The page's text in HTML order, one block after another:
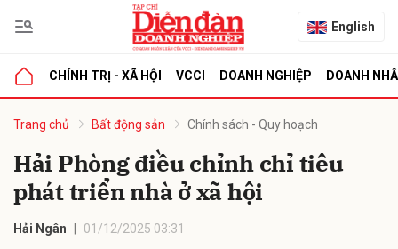
English
CHÍNH TRỊ - XÃ HỘI VCCI DOANH NGHIỆP DOANH
Trang chủ Bất động sản Chính sách - Quy hoạch
Hải Phòng điều chỉnh chỉ tiêu
phát triển nhà ở xã hội
Hải Ngân 01/12/2025 03:31
luận